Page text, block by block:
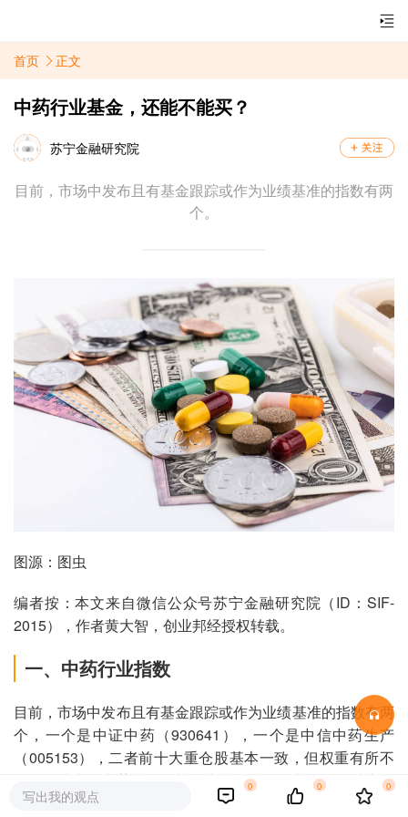
首页 正文
中药行业基金，还能不能买？
苏宁金融研究院
目前，市场中发布且有基金跟踪或作为业绩基准的指数有两
个。
图源：图虫
编者按：本文来自微信公众号苏宁金融研究院（ID：SIF-
2015），作者黄大智，创业邦经授权转载。
一、中药行业指数
目前，市场中发布且有基金跟踪或作为业绩基准的指数有两
个，一个是中证中药（930641），一个是中信中药生产
（005153），二者前十大重仓股基本一致，但权重有所不
同，跟踪中证中药指数的基金为被动指数型基金，跟踪中信
中药生产指数的为主动管理型基金，为了更好的反映行业的
写出我的观点
0 0 0